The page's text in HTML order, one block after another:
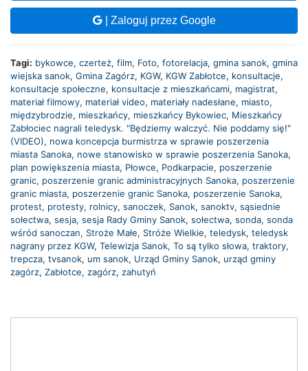
| Zaloguj przez Google
Tagi: bykowce, czerteż, film, Foto, fotorelacja, gmina sanok, gmina
wiejska sanok, Gmina Zagórz, KGW, KGW Zabłotce, konsultacje,
konsultacje społeczne, konsultacje z mieszkańcami, magistrat,
materiał filmowy, materiał video, materiały nadesłane, miasto,
międzybrodzie, mieszkańcy, mieszkańcy Bykowiec, Mieszkańcy
Zabłociec nagrali teledysk. "Będziemy walczyć. Nie poddamy się!"
(VIDEO), nowa koncepcja burmistrza w sprawie poszerzenia
miasta Sanoka, nowe stanowisko w sprawie poszerzenia Sanoka,
plan powiększenia miasta, Płowce, Podkarpacie, poszerzenie
granic, poszerzenie granic administracyjnych Sanoka, poszerzenie
granic miasta, poszerzenie granic Sanoka, poszerzenie Sanoka,
protest, protesty, rolnicy, sanoczek, Sanok, sanoktv, sąsiednie
sołectwa, sesja, sesja Rady Gminy Sanok, sołectwa, sonda, sonda
wśród sanoczan, Stroże Małe, Stróże Wielkie, teledysk, teledysk
nagrany przez KGW, Telewizja Sanok, To są tylko słowa, traktory,
trepcza, tvsanok, um sanok, Urząd Gminy Sanok, urząd gminy
zagórz, Zabłotce, zagórz, zahutyń